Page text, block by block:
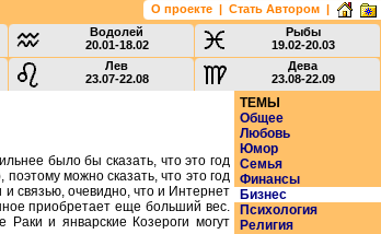
О проекте | Стать Автором |
Водолей
20.01-18.02
Рыбы
19.02-20.03
Лев
23.07-22.08
Дева
23.08-22.09
было бы сказать, что это год
можно сказать, что это год
связью, очевидно, что и Интернет
приобретает еще больший вес.
Раки и январские Козероги могут
ТЕМЫ
Общее
Любовь
Юмор
Семья
Финансы
Бизнес
Психология
Религия